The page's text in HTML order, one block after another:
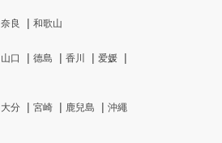
奈良
和歌山
山口 德島 香川
爱媛
大分 宮崎 鹿兒島 沖繩